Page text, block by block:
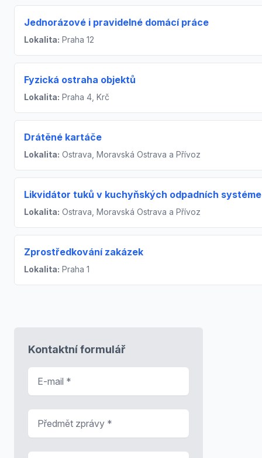
Jednorázové i pravidelné domácí práce
Lokalita: Praha 12
Fyzická ostraha objektů
Lokalita: Praha 4, Krč
Drátěné kartáče
Lokalita: Ostrava, Moravská Ostrava a Přívoz
Likvidátor tuků v kuchyňských odpadních
Lokalita: Ostrava, Moravská Ostrava a Přívoz
Zprostředkování zakázek
Lokalita: Praha 1
Kontaktní formulář